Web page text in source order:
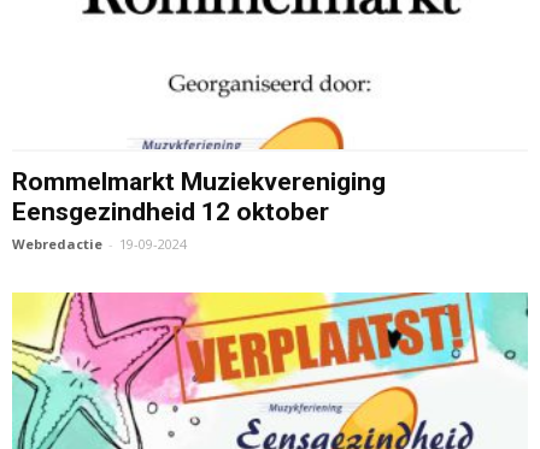
Rommelmarkt Muziekvereniging
Eensgezindheid 12 oktober
Webredactie - 19-09-2024